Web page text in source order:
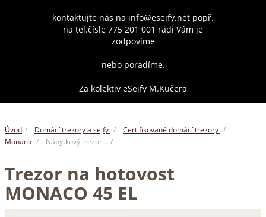
kontaktujte nás na info@esejfy.net popř.
na tel.čísle 775 201 001 rádi Vám je
zodpovíme
nebo poradíme.
Za kolektiv eSejfy M.Kučera
Úvod Domácí trezory a sejfy
Certifikované domácí trezory
Monaco
Nábytkový trezor…
Trezor na hotovost
MONACO 45 EL